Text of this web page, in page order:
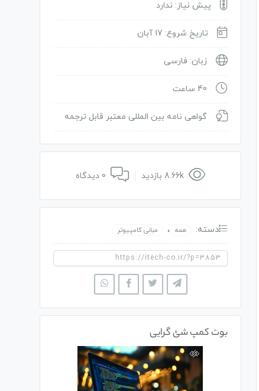
پیش نیاز: ندارد
تاریخ شروع: 17 آبان
زبان: فارسی
40 ساعت
گواهی نامه بین المللی معتبر قابل ترجمه
8.66k بازدید
دسته: همه ، مبانی کامپیوتر
بوت کمپ شئ گرایی